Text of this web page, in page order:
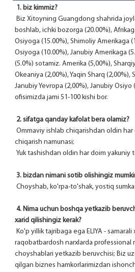
1. biz kimmiz?
boshlab, ichki bozorga (20.00%),
Osiyoga (15.00%), Shimoliy Amerikaga
Osiyoga (10.00%), Janubiy Amerikaga
(5.0%) sotamiz. Amerika (5,00%),
Okeaniya (2,00%), Yaqin Sharq (2,00%),
Janubiy Yevropa (2,00%), Janubiy Osiyo
ofisimizda jami 51-100 kishi bor.
2. sifatga qanday kafolat bera olamiz?
chiqarish namunasi;
Yuk tashishdan oldin har doim yakuniy
3. bizdan nimani sotib olishingiz
Choyshab, ko'rpa-to'shak, yostiq
4. Nima uchun boshqa yetkazib
xarid qilishingiz kerak?
raqobatbardosh narxlarda professional
choyshablari yetkazib beruvchisi; Biz
qilgan biznes hamkorlarimizdan